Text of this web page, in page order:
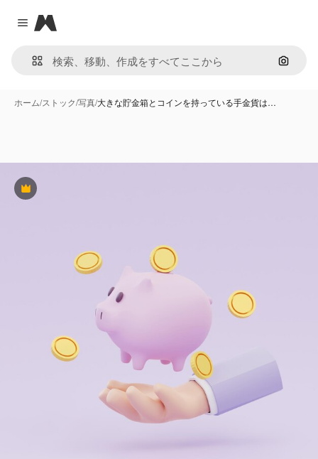
Close menu
Magnific
画像で
ホーム/ストック/写真/大きな貯金箱とコインを持っている手金貨は…
Premium